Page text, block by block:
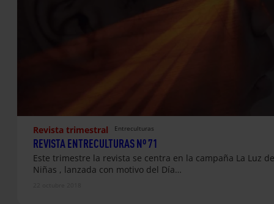
Revista trimestral Entreculturas
REVISTA ENTRECULTURAS Nº 71
Este trimestre la revista se centra en la campaña La Luz
Niñas , lanzada con motivo del Día…